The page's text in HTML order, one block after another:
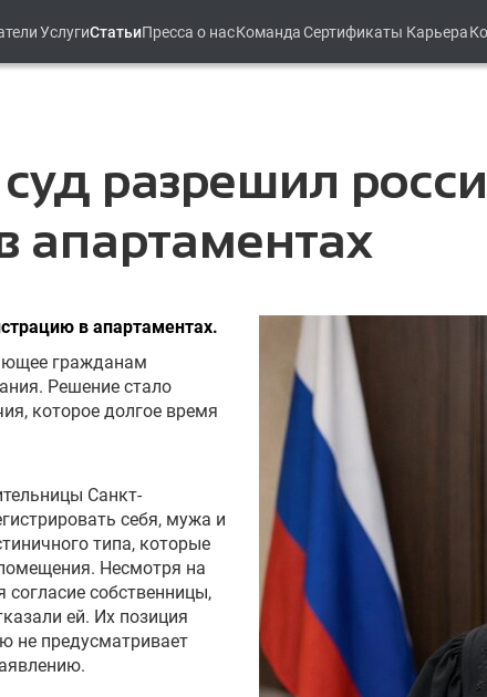
УслугиСтатьиПресса о насКомандаСертификаты Карьера
разрешил
апартаментах
в апартаментах.
гражданам
Решение стало
которое долгое время
Санкт-
себя, мужа и
типа, которые
Несмотря на
собственницы,
ей. Их позиция
не предусматривает